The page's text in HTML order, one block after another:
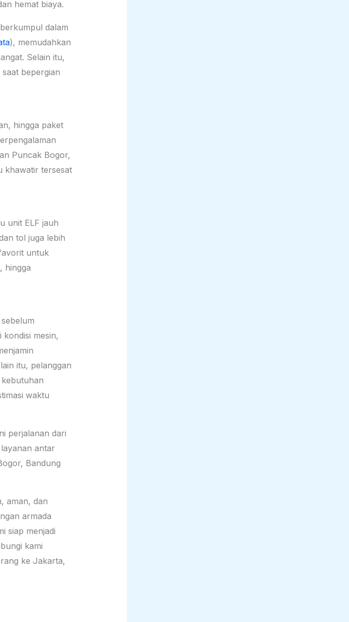
hemat biaya.
dalam
), memudahkan
Selain itu,
bepergian
hingga paket
Puncak Bogor,
khawatir tersesat
unit ELF jauh
tol juga lebih
untuk
hingga
mesin,
itu, pelanggan
waktu
perjalanan dari
antar
Bandung
aman, dan
armada
siap menjadi
kami
ke Jakarta,